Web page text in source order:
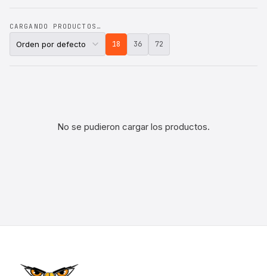
CARGANDO PRODUCTOS…
18 36 72
No se pudieron cargar los productos.